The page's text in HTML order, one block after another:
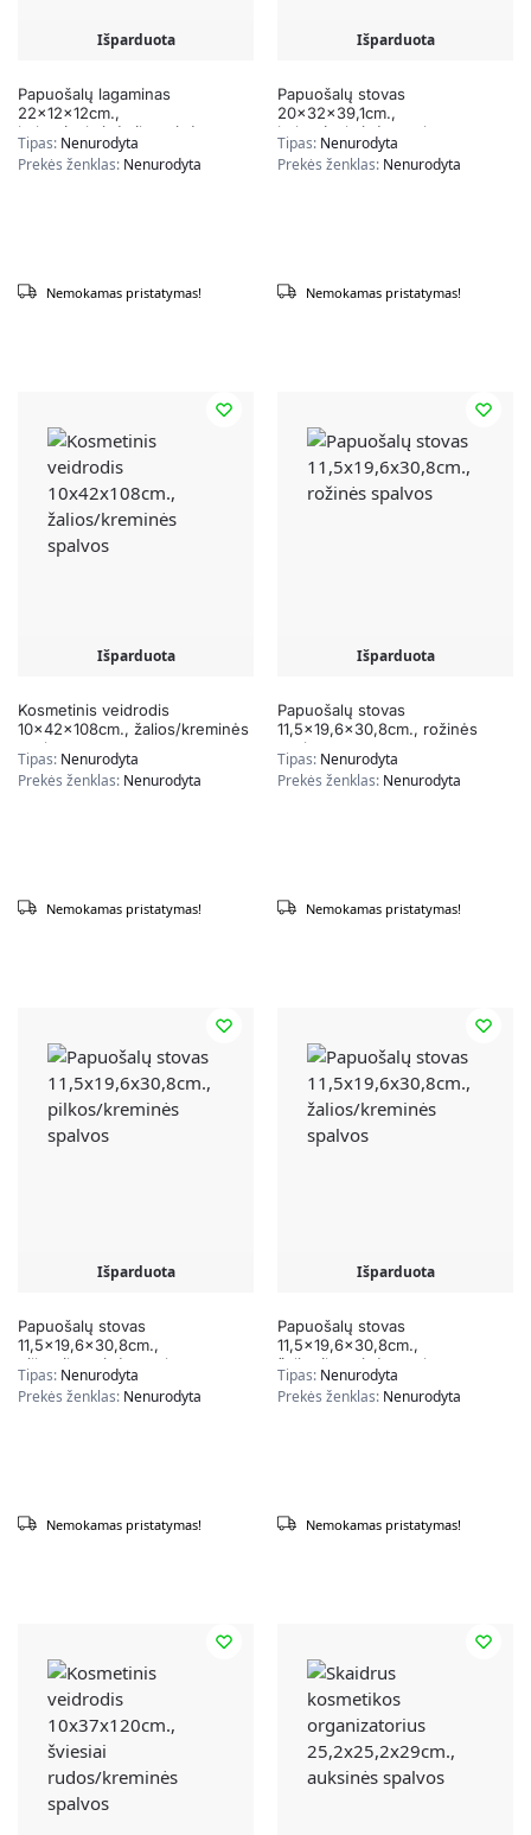
Išparduota
Papuošalų lagaminas
22x12x12cm.,
baltos/auksinės/kreminės
spalvos
Tipas: Nenurodyta
Prekės ženklas: Nenurodyta
Nemokamas pristatymas!
Išparduota
Papuošalų stovas
20x32x39,1cm.,
baltos/auksinės spalvos
Tipas: Nenurodyta
Prekės ženklas: Nenurodyta
Nemokamas pristatymas!
Išparduota
Kosmetinis veidrodis
10x42x108cm., žalios/kreminės
spalvos
Tipas: Nenurodyta
Prekės ženklas: Nenurodyta
Nemokamas pristatymas!
Išparduota
Papuošalų stovas
11,5×19,6×30,8cm., rožinės
spalvos
Tipas: Nenurodyta
Prekės ženklas: Nenurodyta
Nemokamas pristatymas!
Išparduota
Papuošalų stovas
11,5×19,6×30,8cm.,
pilkos/kreminės spalvos
Tipas: Nenurodyta
Prekės ženklas: Nenurodyta
Nemokamas pristatymas!
Išparduota
Papuošalų stovas
11,5×19,6×30,8cm.,
žalios/kreminės spalvos
Tipas: Nenurodyta
Prekės ženklas: Nenurodyta
Nemokamas pristatymas!